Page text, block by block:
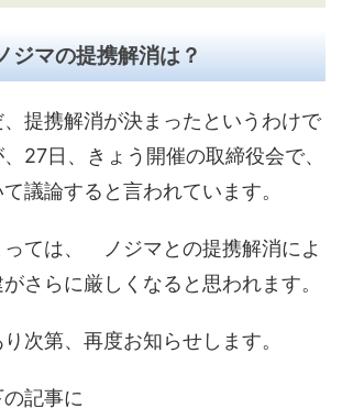
ジマの提携解消は？
提携解消が決まったというわけで
27日、きょう開催の取締役会で、
議論すると言われています。
っては、 ノジマとの提携解消によ
さらに厳しくなると思われます。
次第、再度お知らせします。
記事に